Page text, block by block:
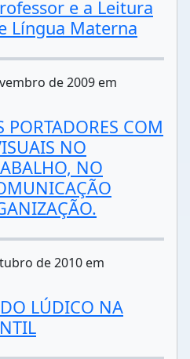
e a Leitura
Língua Materna
de 2009 em
COM
NO
NO
de 2010 em
LÚDICO NA